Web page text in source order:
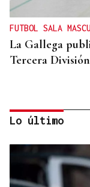
FUTBOL SALA
La Gallega
Tercera División
Lo último